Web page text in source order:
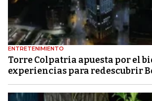
ENTRETENIMIENTO
Torre Colpatria apuesta por el
experiencias para redescubrir